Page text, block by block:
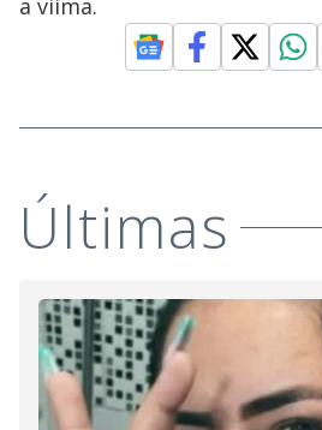
V
d
e
o
a víima.
Últimas